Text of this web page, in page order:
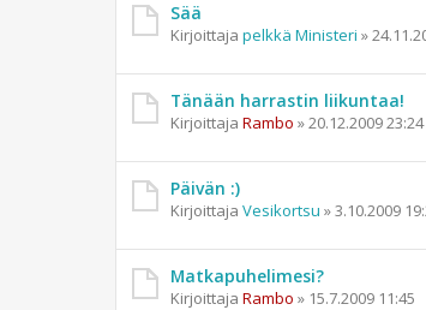
Sää
Kirjoittaja pelkkä Ministeri »
Tänään harrastin liikuntaa!
Kirjoittaja Rambo »20.12.2009 23:24
Päivän :)
Kirjoittaja Vesikortsu »3.10.2009
Matkapuhelimesi?
Kirjoittaja Rambo » 15.7.2009 11:45